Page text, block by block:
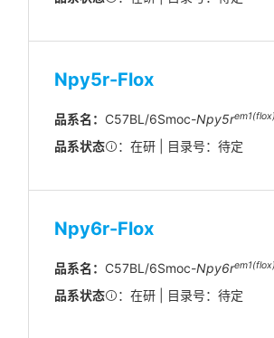
Npy5r-Flox
品系名： C57BL/6Smoc-Npy5r
品系状态 ：在研 | 目录号：待定
Npy6r-Flox
品系名： C57BL/6Smoc-Npy6r
品系状态 ：在研 | 目录号：待定